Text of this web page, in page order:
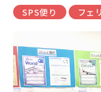
SPS便り フェ